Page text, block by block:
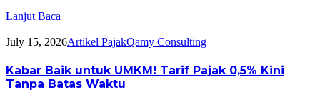
Lanjut Baca
July 15, 2026Artikel PajakQamy Consulting
Kabar Baik untuk UMKM! Tarif Pajak 0,5% Kini
Tanpa Batas Waktu